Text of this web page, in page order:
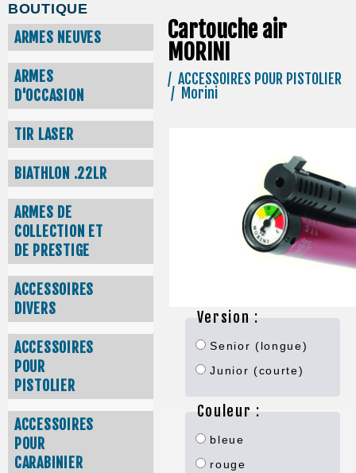
BOUTIQUE
ARMES NEUVES
ARMES
D'OCCASION
TIR LASER
BIATHLON .22LR
ARMES DE
COLLECTION ET
DE PRESTIGE
ACCESSOIRES
DIVERS
ACCESSOIRES
POUR
PISTOLIER
ACCESSOIRES
POUR
CARABINIER
Cartouche air
MORINI
/ ACCESSOIRES POUR PISTOLIER
/ Morini
Version :
Senior (longue)
Junior (courte)
Couleur :
bleue
rouge